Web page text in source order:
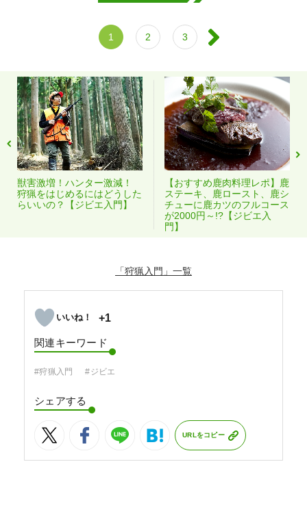
1 2 3
獣害激増！ハンター激減！
狩猟をはじめるにはどうした
らいいの？【ジビエ入門】
【おすすめ鹿肉料理レポ】鹿
ステーキ、鹿ロースト、鹿シ
チューに鹿カツのフルコース
が2000円～!?【ジビエ入
門】
「狩猟入門」
+1
関連キーワード
#狩猟入門 #ジビエ
シェアする
URLをコピー